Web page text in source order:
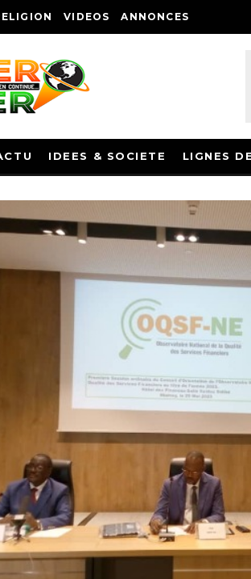
VIDEOS ANNONCES
IDEES & SOCIETE LIGNES